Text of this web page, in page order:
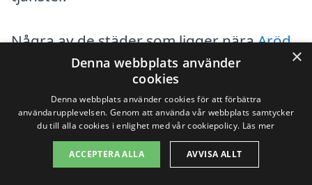
Några av de städer som ligger näraAröd
och där du kan hitta företag som erbjuder
Kungälv
Trollhättan
×
Denna webbplats använder
cookies
Denna webbplats använder cookies för att förbättra
användarupplevelsen. Genom att använda vår webbplats samtycker
du till alla cookies i enlighet med vår cookiepolicy. Läs mer
ACCEPTERA ALLA AVVISA ALLT